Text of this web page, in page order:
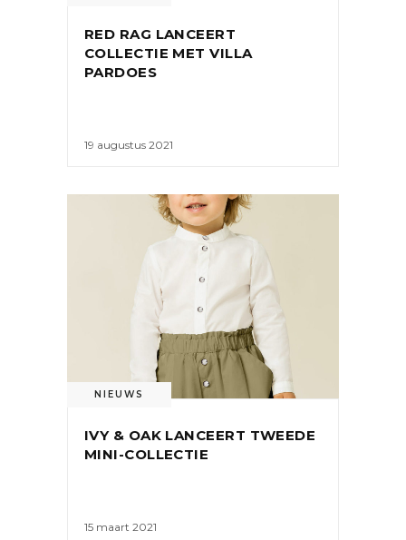
RED RAG LANCEERT
COLLECTIE MET VILLA
PARDOES
19 augustus 2021
NIEUWS
IVY & OAK LANCEERT TWEEDE
MINI-COLLECTIE
15 maart 2021